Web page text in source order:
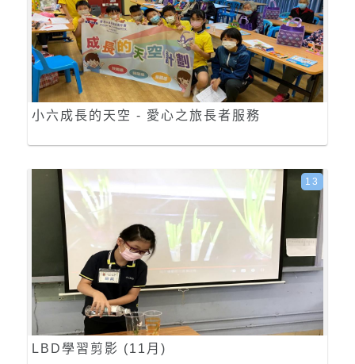
小六成長的天空 - 愛心之旅長者服務
LBD學習剪影 (11月)
13